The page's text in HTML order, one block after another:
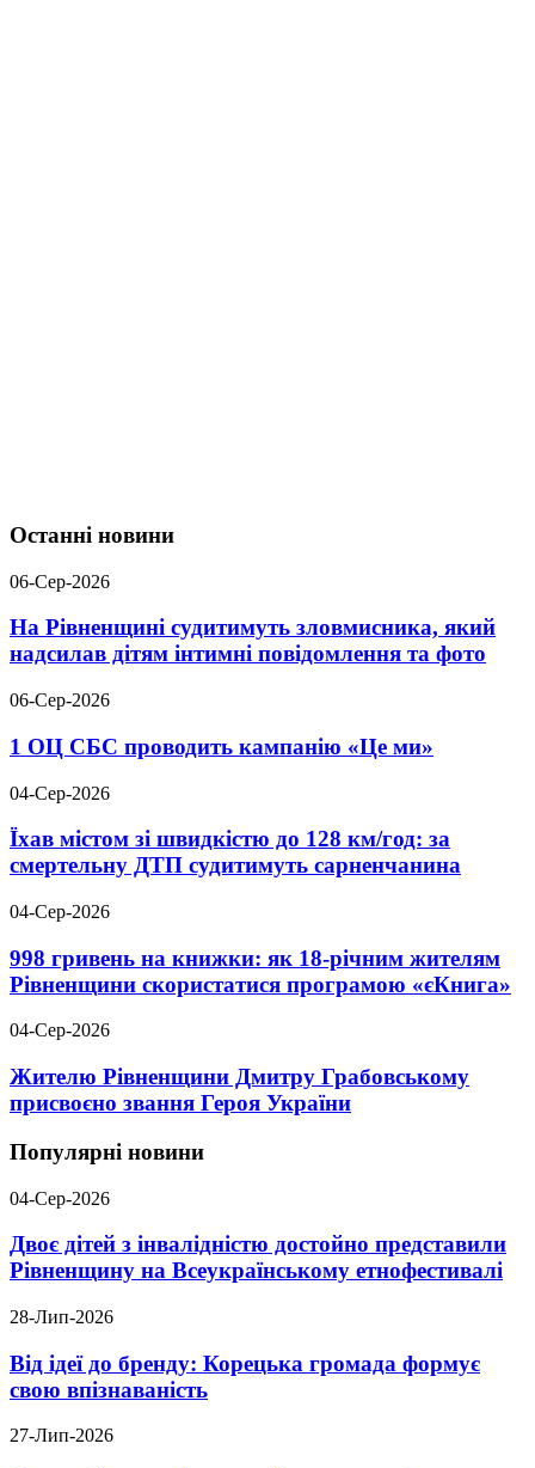
Останні новини
06-Сер-2026
На Рівненщині судитимуть зловмисника, який
надсилав дітям інтимні повідомлення та фото
06-Сер-2026
1 ОЦ СБС проводить кампанію «Це ми»
04-Сер-2026
Їхав містом зі швидкістю до 128 км/год: за
смертельну ДТП судитимуть сарненчанина
04-Сер-2026
998 гривень на книжки: як 18-річним жителям
Рівненщини скористатися програмою «єКнига»
04-Сер-2026
Жителю Рівненщини Дмитру Грабовському
присвоєно звання Героя України
Популярні новини
04-Сер-2026
Двоє дітей з інвалідністю достойно представили
Рівненщину на Всеукраїнському етнофестивалі
28-Лип-2026
Від ідеї до бренду: Корецька громада формує
свою впізнаваність
27-Лип-2026